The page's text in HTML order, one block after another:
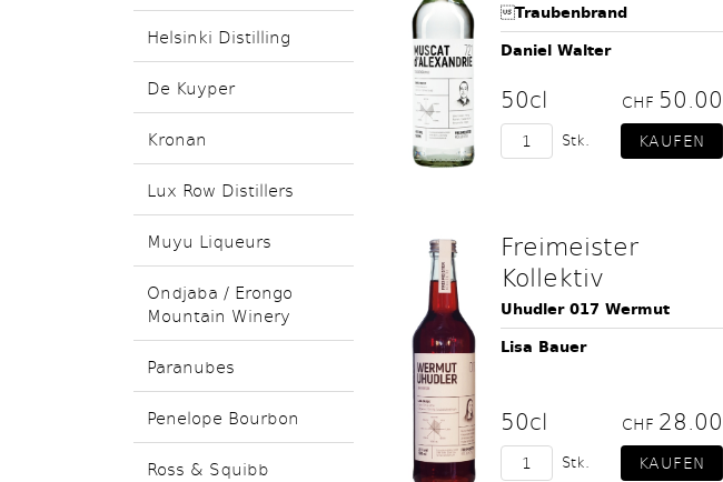
Helsinki Distilling
De Kuyper
Kronan
Lux Row Distillers
Muyu Liqueurs
Ondjaba / Erongo
Mountain Winery
Paranubes
Penelope Bourbon
Ross & Squibb
Traubenbrand
Daniel Walter
50cl CHF 50.00
Stk.
Freimeister
Kollektiv
Uhudler 017 Wermut
Lisa Bauer
50cl CHF 28.00
Stk.